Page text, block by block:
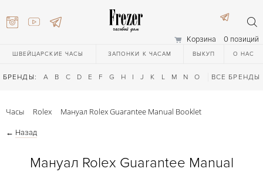
Корзина 0 позиций
ШВЕЙЦАРСКИЕ ЧАСЫ ЗАПОНКИ К ЧАСАМ ВЫКУП О НАС
БРЕНДЫ: A B C D E F G H I J K L M N O Q R S T
ВСЕ БРЕНДЫ
Часы Rolex Мануал Rolex Guarantee Manual Booklet
← Назад
Мануал Rolex Guarantee Manual